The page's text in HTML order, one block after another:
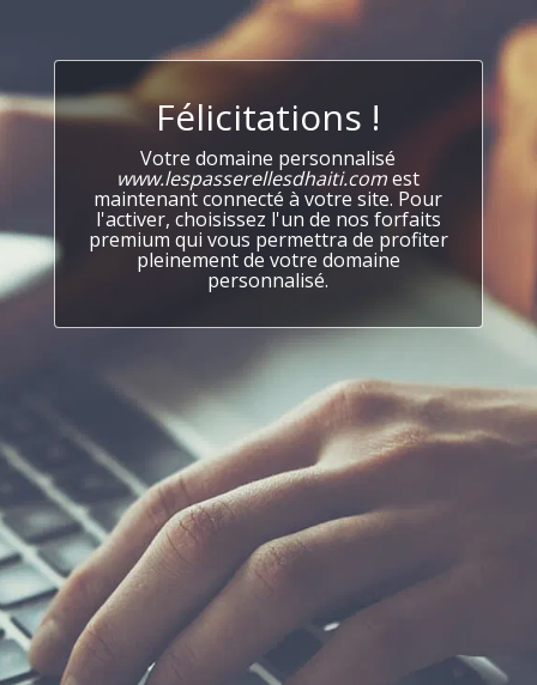
Félicitations !
Votre domaine personnalisé
www.lespasserellesdhaiti.comest
maintenant connecté à votre site. Pour
l'activer, choisissez l'un de nos forfaits
premium qui vous permettra de profiter
pleinement de votre domaine
personnalisé.